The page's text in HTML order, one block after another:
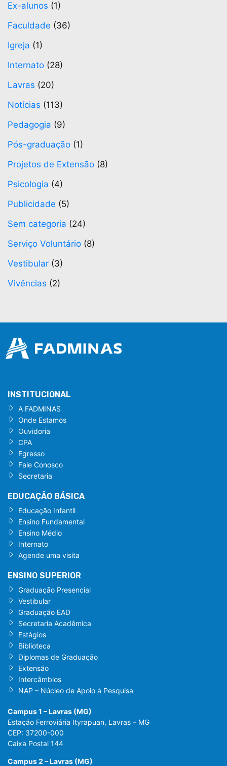
Ex-alunos (1)
Faculdade (36)
Igreja (1)
Internato (28)
Lavras (20)
Notícias (113)
Pedagogia (9)
Pós-graduação (1)
Projetos de Extensão (8)
Psicologia (4)
Publicidade (5)
Sem categoria (24)
Serviço Voluntário (8)
Vestibular (3)
Vivências (2)
INSTITUCIONAL
A FADMINAS
Onde Estamos
Ouvidoria
CPA
Egresso
Fale Conosco
Secretaria
EDUCAÇÃO BÁSICA
Educação Infantil
Ensino Fundamental
Ensino Médio
Internato
Agende uma visita
ENSINO SUPERIOR
Graduação Presencial
Vestibular
Graduação EAD
Secretaria Acadêmica
Estágios
Biblioteca
Diplomas de Graduação
Extensão
Intercâmbios
NAP – Núcleo de Apoio à Pesquisa
Campus 1 – Lavras (MG)
Estação Ferroviária Ityrapuan, Lavras – MG
CEP: 37200-000
Caixa Postal 144
Campus 2 – Lavras (MG)